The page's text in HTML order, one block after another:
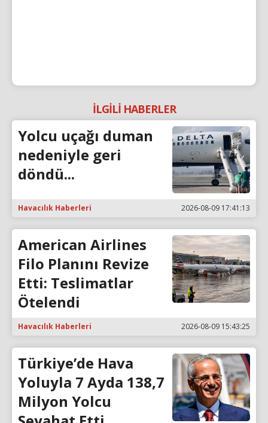
İLGİLİ HABERLER
Yolcu uçağı duman
nedeniyle geri
döndü...
Havacılık Haberleri 2026-08-09 17:41:13
American Airlines
Filo Planını Revize
Etti: Teslimatlar
Ötelendi
Havacılık Haberleri 2026-08-09 15:43:25
Türkiye’de Hava
Yoluyla 7 Ayda 138,7
Milyon Yolcu